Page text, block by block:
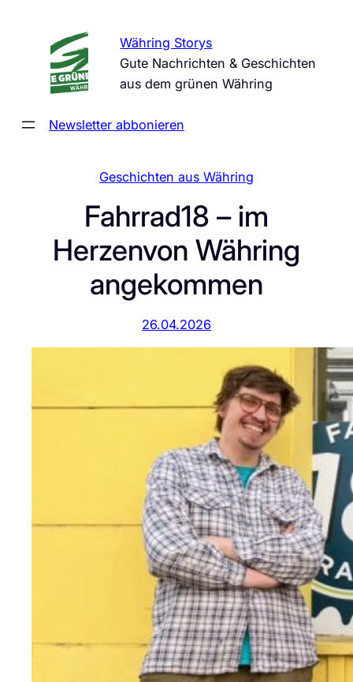
springen
Währing Storys
Gute Nachrichten & Geschichten
aus dem grünen Währing
Newsletter abbonieren
Geschichten aus Währing
Fahrrad18 – im
Herzenvon Währing
angekommen
26.04.2026